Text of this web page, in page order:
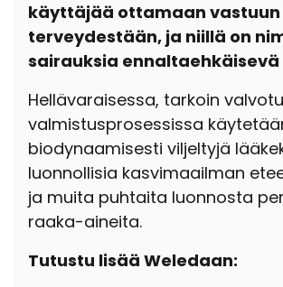
käyttäjää ottamaan vastuun
terveydestään, ja niillä on
sairauksia ennaltaehkäisevä
Hellävaraisessa, tarkoin
valmistusprosessissa
biodynaamisesti viljeltyjä
luonnollisia kasvimaailman
ja muita puhtaita luonnosta
raaka-aineita.
Tutustu lisää Weledaan: